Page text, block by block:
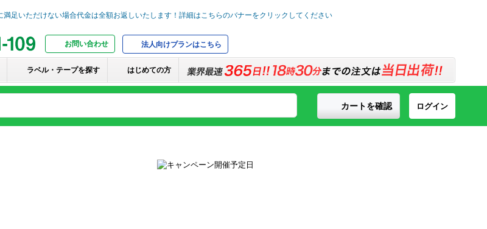
お問い合わせ 法人向けプランはこちら
ラベル・テープを探す はじめての方
ログイン
カートを確認